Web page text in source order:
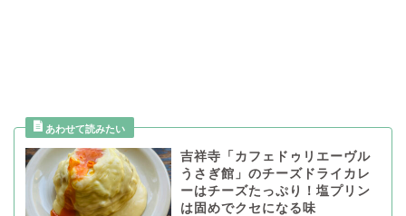
吉祥寺「カフェドゥリエーヴル
うさぎ館」のチーズドライカレ
ーはチーズたっぷり！塩プリン
は固めでクセになる味